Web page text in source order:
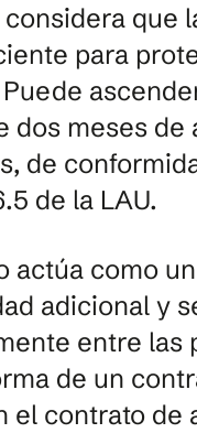
que
para
dos meses de
de
de la LAU.
actúa como
adicional y
entre las
de un
el contrato de